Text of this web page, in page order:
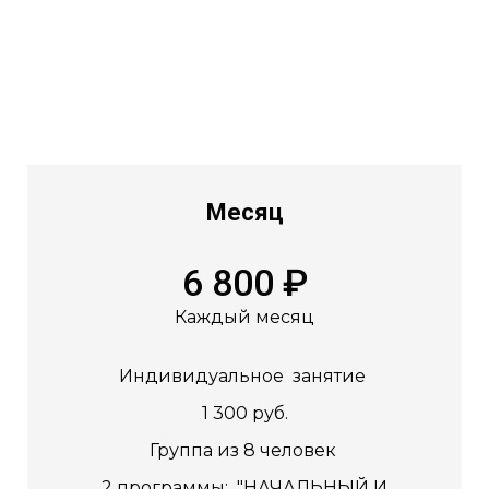
Месяц
6 800 ₽
Каждый месяц
Индивидуальное занятие
1 300 руб.
Группа из 8 человек